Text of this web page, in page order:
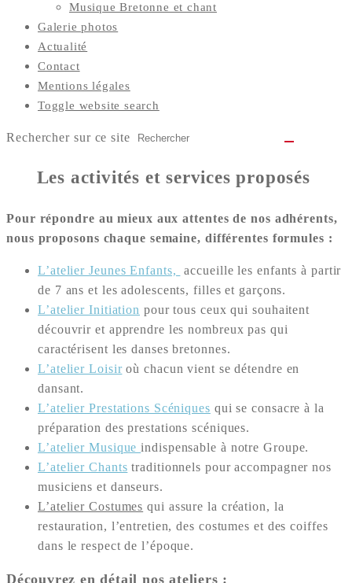
Musique Bretonne et chant
Galerie photos
Actualité
Contact
Mentions légales
Toggle website search
Rechercher sur ce site
Les activités et services proposés
Pour répondre au mieux aux attentes de nos adhérents,
nous proposons chaque semaine, différentes formules :
L’atelier Jeunes Enfants,
accueille les enfants à partir
de 7 ans et les adolescents, filles et garçons.
L’atelier Initiation pour tous ceux qui souhaitent
découvrir et apprendre les nombreux pas qui
caractérisent les danses bretonnes.
L’atelier Loisiroù chacun vient se détendre en
dansant.
L’atelier Prestations Scéniques qui se consacre à la
préparation des prestations scéniques.
L’atelier Musiqueindispensable à notre Groupe.
L’atelier Chants traditionnels pour accompagner nos
musiciens et danseurs.
L’atelier Costumes qui assure la création, la
restauration, l’entretien, des costumes et des coiffes
dans le respect de l’époque.
Découvrez en détail nos ateliers :